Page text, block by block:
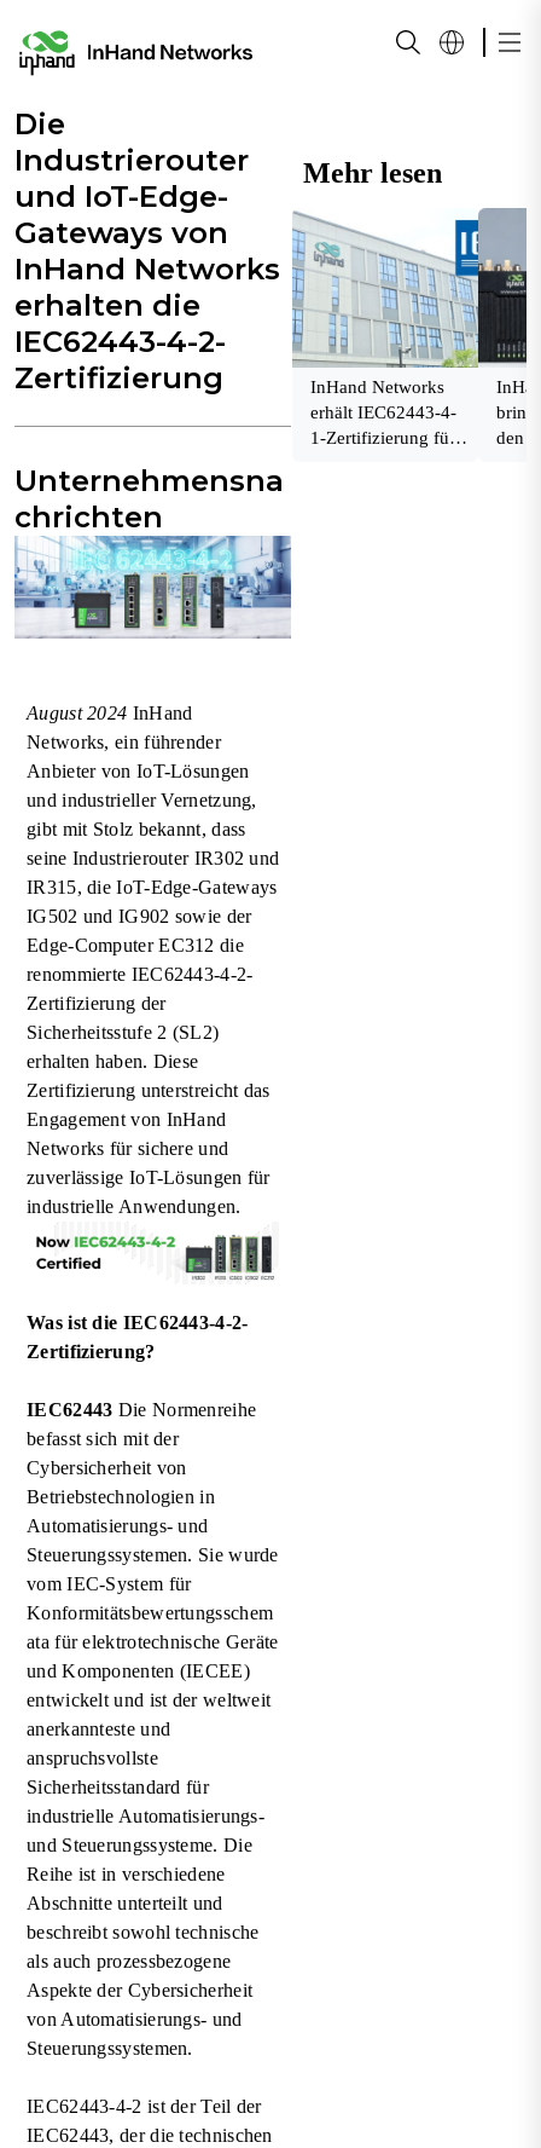
Die
Industrierouter
und IoT-Edge-
Gateways von
InHand Networks
erhalten die
IEC62443-4-2-
Zertifizierung
Unternehmensna
chrichten
August 2024 InHand
Networks, ein führender
Anbieter von IoT-Lösungen
und industrieller Vernetzung,
gibt mit Stolz bekannt, dass
seine Industrierouter IR302 und
IR315, die IoT-Edge-Gateways
IG502 und IG902 sowie der
Edge-Computer EC312 die
renommierte IEC62443-4-2-
Zertifizierung der
Sicherheitsstufe 2 (SL2)
erhalten haben. Diese
Zertifizierung unterstreicht das
Engagement von InHand
Networks für sichere und
zuverlässige IoT-Lösungen für
industrielle Anwendungen.
Was ist die IEC62443-4-2-
Zertifizierung?
IEC62443 Die Normenreihe
befasst sich mit der
Cybersicherheit von
Betriebstechnologien in
Automatisierungs- und
Steuerungssystemen. Sie wurde
vom IEC-System für
Konformitätsbewertungsschem
ata für elektrotechnische Geräte
und Komponenten (IECEE)
entwickelt und ist der weltweit
anerkannteste und
anspruchsvollste
Sicherheitsstandard für
industrielle Automatisierungs-
und Steuerungssysteme. Die
Reihe ist in verschiedene
Abschnitte unterteilt und
beschreibt sowohl technische
als auch prozessbezogene
Aspekte der Cybersicherheit
von Automatisierungs- und
Steuerungssystemen.
IEC62443-4-2 ist der Teil der
IEC62443, der die technischen
Mehr lesen
InHand Networks
erhält IEC62443-4-
1-Zertifizierung für
den